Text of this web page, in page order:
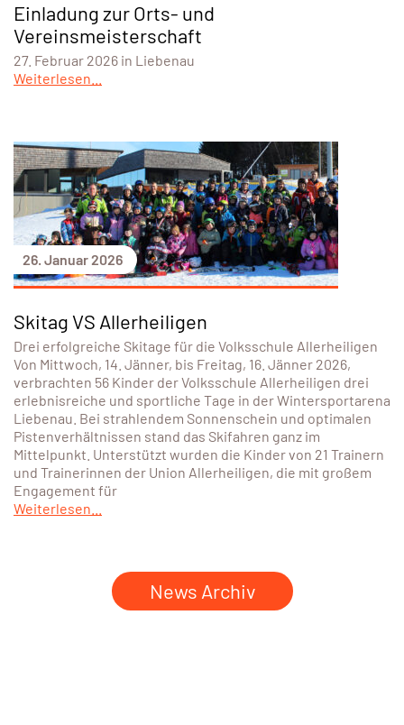
Einladung zur Orts- und
Vereinsmeisterschaft
27. Februar 2026 in Liebenau
Weiterlesen...
26. Januar 2026
Skitag VS Allerheiligen
Drei erfolgreiche Skitage für die Volksschule Allerheiligen
Von Mittwoch, 14. Jänner, bis Freitag, 16. Jänner 2026,
verbrachten 56 Kinder der Volksschule Allerheiligen drei
erlebnisreiche und sportliche Tage in der Wintersportarena
Liebenau. Bei strahlendem Sonnenschein und optimalen
Pistenverhältnissen stand das Skifahren ganz im
Mittelpunkt. Unterstützt wurden die Kinder von 21 Trainern
und Trainerinnen der Union Allerheiligen, die mit großem
Engagement für
Weiterlesen...
News Archiv